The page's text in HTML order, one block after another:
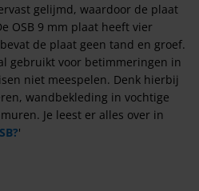
gelijmd, waardoor de plaat
OSB 9 mm plaat heeft vier
de plaat geen tand en groef.
gebruikt voor betimmeringen in
niet meespelen. Denk hierbij
wandbekleding in vochtige
Je leest er alles over in
'